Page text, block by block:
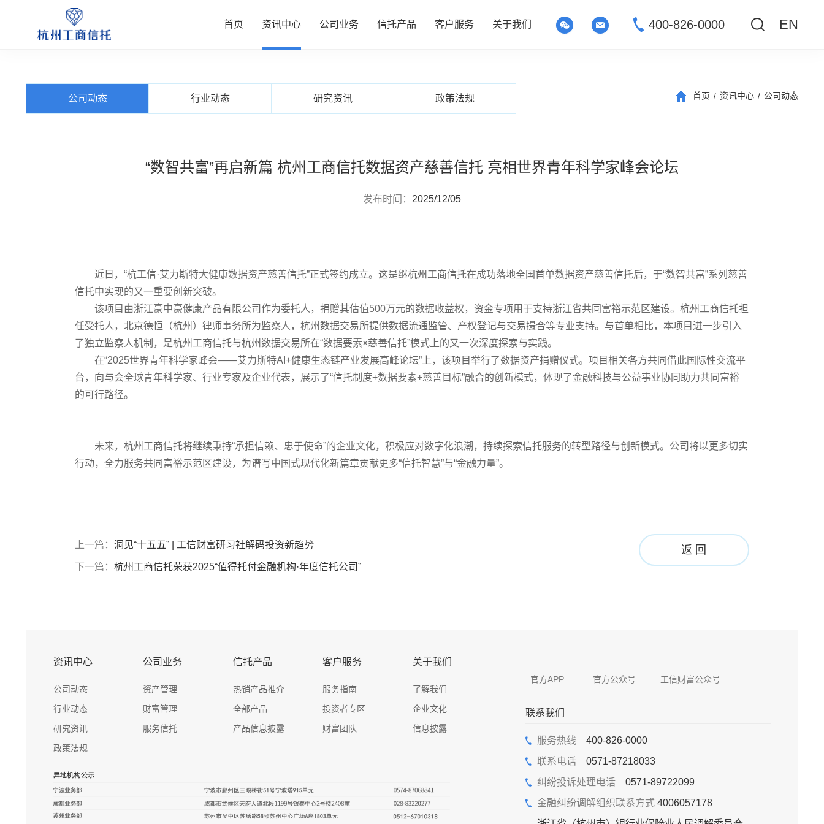
首页 资讯中心
资讯中心
行业动态
政策法规
公司业务
公司业务
财富管理
信托产品
信托产品
全部产品
慈善信托
客户服务
客户服务
投资者专区
关于我们
关于我们
企业文化
400-826-0000 EN
公司动态 行业动态 研究资讯 政策法规 首页 / 资讯中心 / 公司动态
“数智共富”再启新篇 杭州工商信托数据资产慈善信托 亮相世界青年科学家峰会论坛
发布时间： 2025/12/05
近日，“杭工信·艾力斯特大健康数据资产慈善信托”正式签约成立。这是继杭州工商信托在成功落地全国首单数据资产慈善信托后，于“数智共富”系列慈善
信托中实现的又一重要创新突破。
该项目由浙江豪中豪健康产品有限公司作为委托人，捐赠其估值500万元的数据收益权，资金专项用于支持浙江省共同富裕示范区建设。杭州工商信托担
任受托人，北京德恒（杭州）律师事务所为监察人，杭州数据交易所提供数据流通监管、产权登记与交易撮合等专业支持。与首单相比，本项目进一步引入
了独立监察人机制，是杭州工商信托与杭州数据交易所在“数据要素×慈善信托”模式上的又一次深度探索与实践。
在“2025世界青年科学家峰会——艾力斯特AI+健康生态链产业发展高峰论坛”上，该项目举行了数据资产捐赠仪式。项目相关各方共同借此国际性交流平
台，向与会全球青年科学家、行业专家及企业代表，展示了“信托制度+数据要素+慈善目标”融合的创新模式，体现了金融科技与公益事业协同助力共同富裕
的可行路径。
未来，杭州工商信托将继续秉持“承担信赖、忠于使命”的企业文化，积极应对数字化浪潮，持续探索信托服务的转型路径与创新模式。公司将以更多切实
行动，全力服务共同富裕示范区建设，为谱写中国式现代化新篇章贡献更多“信托智慧”与“金融力量”。
上一篇：洞见“十五五” | 工信财富研习社解码投资新趋势
下一篇：杭州工商信托荣获2025“值得托付金融机构·年度信托公司”
返 回
资讯中心
公司动态
行业动态
研究资讯
政策法规
公司业务
资产管理
财富管理
服务信托
信托产品
热销产品推介
全部产品
产品信息披露
客户服务
服务指南
投资者专区
财富团队
关于我们
了解我们
企业文化
信息披露
官方APP 官方公众号 工信财富公众号
联系我们
服务热线 400-826-0000
联系电话 0571-87218033
纠纷投诉处理电话 0571-89722099
金融纠纷调解组织联系方式 4006057178